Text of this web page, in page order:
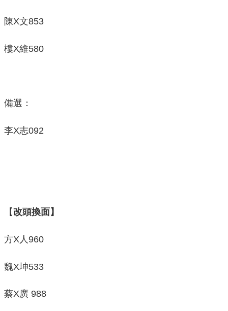
陳X文853
樓X維580
備選：
李X志092
【改頭換面】
方X人960
魏X坤533
蔡X廣 988